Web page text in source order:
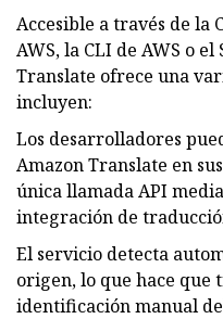
Accesible a través de la
AWS, la CLI de AWS o el
Translate ofrece una
incluyen:
Los desarrolladores
Amazon Translate en
única llamada API
integración de
El servicio detecta
origen, lo que hace
identificación manual